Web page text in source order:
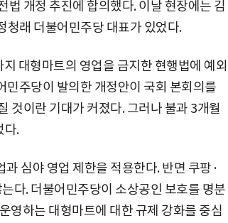
개정 추진에 합의했다. 이날 현장에는 김
래 더불어민주당 대표가 있었다.
대형마트의 영업을 금지한 현행법에 예외
민주당이 발의한 개정안이 국회 본회의를
것이란 기대가 커졌다. 그러나 불과 3개월
다.
심야 영업 제한을 적용한다. 반면 쿠팡·
다. 더불어민주당이 소상공인 보호를 명분
영하는 대형마트에 대한 규제 강화를 중심